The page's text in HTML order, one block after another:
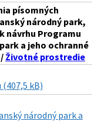
písomných
národný park,
návrhu Programu
a jeho ochranné
Životné prostredie
kB)
národný park a